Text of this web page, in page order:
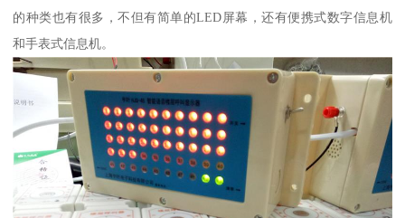
的种类也有很多，不但有简单的LED屏幕，还有便携式数字信息机
和手表式信息机。